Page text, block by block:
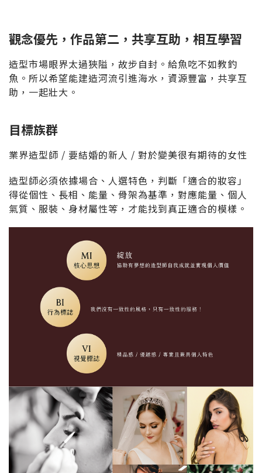
觀念優先，作品第二，共享互助，相互學習
造型市場眼界太過狹隘，故步自封。給魚吃不如教釣
魚。所以希望能建造河流引進海水，資源豐富，共享互
助，一起壯大。
目標族群
業界造型師 / 要結婚的新人 / 對於變美很有期待的女性
造型師必須依據場合、人選特色，判斷「適合的妝容」
得從個性、長相、能量、骨架為基準，對應能量、個人
氣質、服裝、身材屬性等，才能找到真正適合的模樣。